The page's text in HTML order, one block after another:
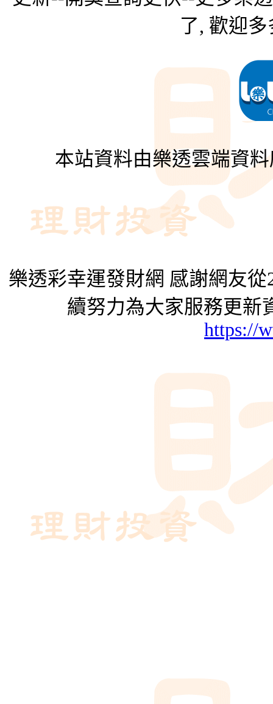
了, 歡迎
本站資料由樂透雲端資
樂透彩幸運發財網 感謝網友
續努力為大家服務更新
https://